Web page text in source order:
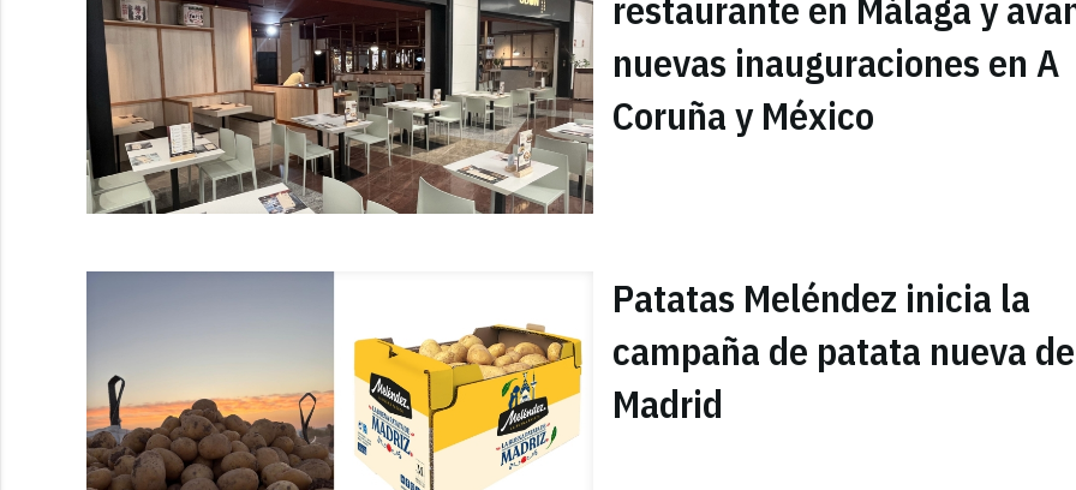
nuevas inauguraciones en A
Coruña y México
Patatas Meléndez inicia la
campaña de patata nueva de
Madrid